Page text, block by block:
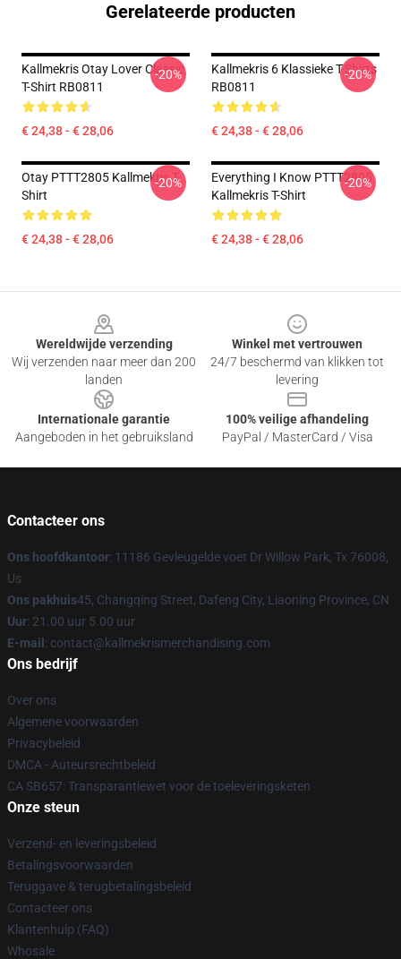
Gerelateerde producten
Kallmekris Otay Lover Classic
T-Shirt RB0811
€ 24,38 - € 28,06
-20%
Kallmekris 6 Klassieke T-Shirts
RB0811
€ 24,38 - € 28,06
-20%
Otay PTTT2805 Kallmekris T-
Shirt
€ 24,38 - € 28,06
-20%
Everything I Know PTTT2805
Kallmekris T-Shirt
€ 24,38 - € 28,06
-20%
Wereldwijde verzending
Wij verzenden naar meer dan 200
landen
Winkel met vertrouwen
24/7 beschermd van klikken tot
levering
Internationale garantie
Aangeboden in het gebruiksland
100% veilige afhandeling
PayPal / MasterCard / Visa
Contacteer ons
Ons hoofdkantoor: 11186 Gevleugelde voet Dr Willow Park, Tx 76008,
Us
Ons pakhuis45, Changqing Street, Dafeng City, Liaoning Province, CN
Uur: 21.00 uur 5.00 uur
E-mail : contact@kallmekrismerchandising.com
Ons bedrijf
Over ons
Algemene voorwaarden
Privacybeleid
DMCA - Auteursrechtbeleid
CA SB657: Transparantiewet voor de toeleveringsketen
Onze steun
Verzend- en leveringsbeleid
Betalingsvoorwaarden
Teruggave & terugbetalingsbeleid
Contacteer ons
Klantenhulp (FAQ)
Whosale